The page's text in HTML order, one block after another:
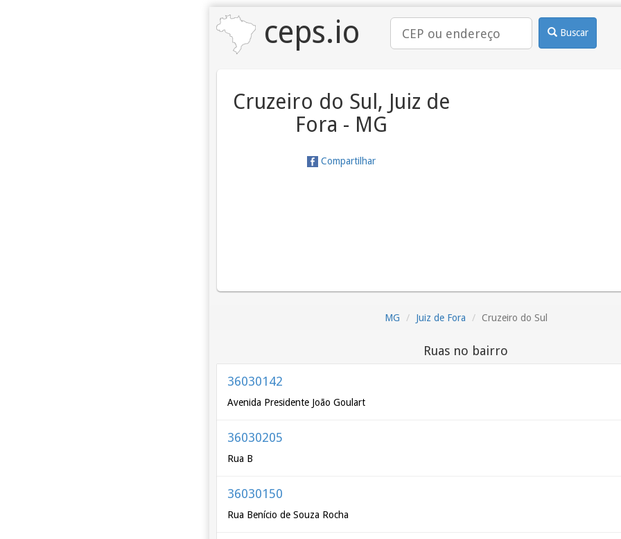
ceps.io Buscar
Cruzeiro do Sul, Juiz de
Fora - MG
Compartilhar
MG Juiz de Fora Cruzeiro do Sul
Ruas no bairro
36030142
Avenida Presidente João Goulart
36030205
Rua B
36030150
Rua Benício de Souza Rocha